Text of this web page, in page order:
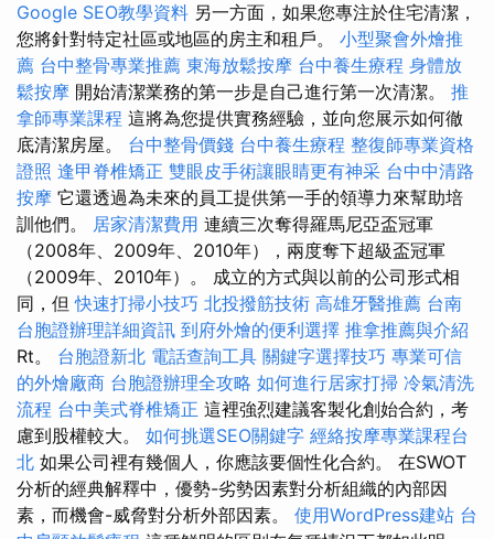
Google SEO教學資料 另一方面，如果您專注於住宅清潔，
您將針對特定社區或地區的房主和租戶。 小型聚會外燴推
薦 台中整骨專業推薦 東海放鬆按摩 台中養生療程 身體放
鬆按摩 開始清潔業務的第一步是自己進行第一次清潔。 推
拿師專業課程 這將為您提供實務經驗，並向您展示如何徹
底清潔房屋。 台中整骨價錢 台中養生療程 整復師專業資格
證照 逢甲脊椎矯正 雙眼皮手術讓眼睛更有神采 台中中清路
按摩 它還透過為未來的員工提供第一手的領導力來幫助培
訓他們。 居家清潔費用 連續三次奪得羅馬尼亞盃冠軍
（2008年、2009年、2010年），兩度奪下超級盃冠軍
（2009年、2010年）。 成立的方式與以前的公司形式相
同，但快速打掃小技巧 北投撥筋技術 高雄牙醫推薦 台南
台胞證辦理詳細資訊 到府外燴的便利選擇 推拿推薦與介紹
Rt。 台胞證新北 電話查詢工具 關鍵字選擇技巧 專業可信
的外燴廠商 台胞證辦理全攻略 如何進行居家打掃 冷氣清洗
流程 台中美式脊椎矯正 這裡強烈建議客製化創始合約，考
慮到股權較大。 如何挑選SEO關鍵字 經絡按摩專業課程台
北 如果公司裡有幾個人，你應該要個性化合約。 在SWOT
分析的經典解釋中，優勢-劣勢因素對分析組織的內部因
素，而機會-威脅對分析外部因素。 使用WordPress建站 台